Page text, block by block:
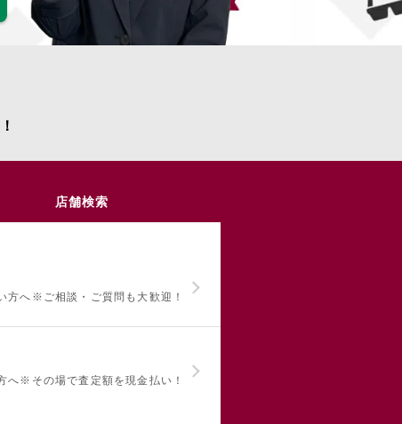
店舗検索
方へ ※ご相談・ご質問も大歓迎！
へ※その場で査定額を現金払い！